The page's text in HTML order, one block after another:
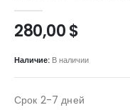
280,00$
Наличие: В наличии
Срок 2-7 дней